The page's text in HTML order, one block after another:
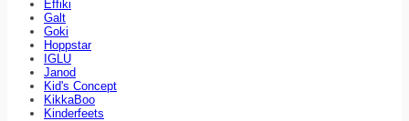
Effiki
Galt
Goki
Hoppstar
IGLU
Janod
Kid's Concept
KikkaBoo
Kinderfeets